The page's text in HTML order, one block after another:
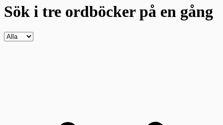
Sök i tre ordböckerpå en gång